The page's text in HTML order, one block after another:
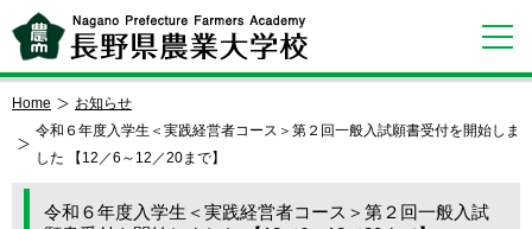
Home
お知らせ
令和６年度入学生＜実践経営者コース＞第２回一般入試願書受付を開始しま
した 【12／6～12／20まで】
令和６年度入学生＜実践経営者コース＞第２回一般入試